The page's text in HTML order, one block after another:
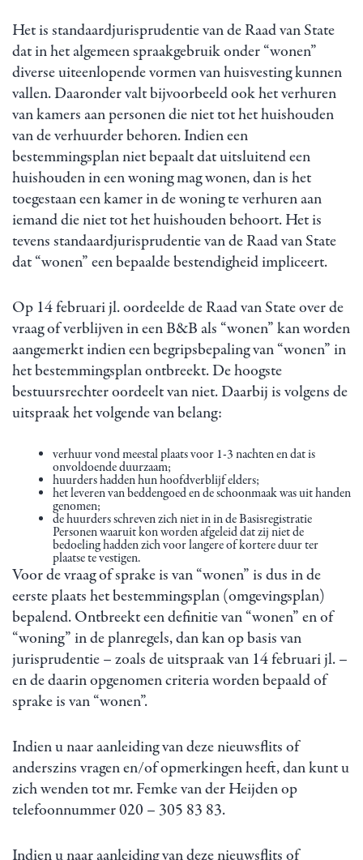
Het is standaardjurisprudentie van de Raad van State
dat in het algemeen spraakgebruik onder “wonen”
diverse uiteenlopende vormen van huisvesting kunnen
vallen. Daaronder valt bijvoorbeeld ook het verhuren
van kamers aan personen die niet tot het huishouden
van de verhuurder behoren. Indien een
bestemmingsplan niet bepaalt dat uitsluitend een
huishouden in een woning mag wonen, dan is het
toegestaan een kamer in de woning te verhuren aan
iemand die niet tot het huishouden behoort. Het is
tevens standaardjurisprudentie van de Raad van State
dat “wonen” een bepaalde bestendigheid impliceert.
Op 14 februari jl. oordeelde de Raad van State over de
vraag of verblijven in een B&B als “wonen” kan worden
aangemerkt indien een begripsbepaling van “wonen” in
het bestemmingsplan ontbreekt. De hoogste
bestuursrechter oordeelt van niet. Daarbij is volgens de
uitspraak het volgende van belang:
verhuur vond meestal plaats voor 1-3 nachten en dat is
onvoldoende duurzaam;
huurders hadden hun hoofdverblijf elders;
het leveren van beddengoed en de schoonmaak was uit handen
genomen;
de huurders schreven zich niet in in de Basisregistratie
Personen waaruit kon worden afgeleid dat zij niet de
bedoeling hadden zich voor langere of kortere duur ter
plaatse te vestigen.
Voor de vraag of sprake is van “wonen” is dus in de
eerste plaats het bestemmingsplan (omgevingsplan)
bepalend. Ontbreekt een definitie van “wonen” en of
“woning” in de planregels, dan kan op basis van
jurisprudentie – zoals de uitspraak van 14 februari jl. –
en de daarin opgenomen criteria worden bepaald of
sprake is van “wonen”.
Indien u naar aanleiding van deze nieuwsflits of
anderszins vragen en/of opmerkingen heeft, dan kunt u
zich wenden tot mr. Femke van der Heijden op
telefoonnummer 020 – 305 83 83.
Indien u naar aanleiding van deze nieuwsflits of